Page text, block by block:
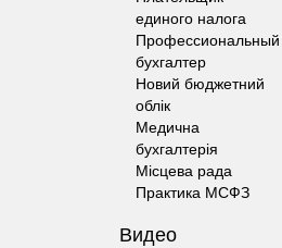
единого налога
Профессиональный
бухгалтер
Новий бюджетний
облік
Медична
бухгалтерія
Місцева рада
Практика МСФЗ
Видео